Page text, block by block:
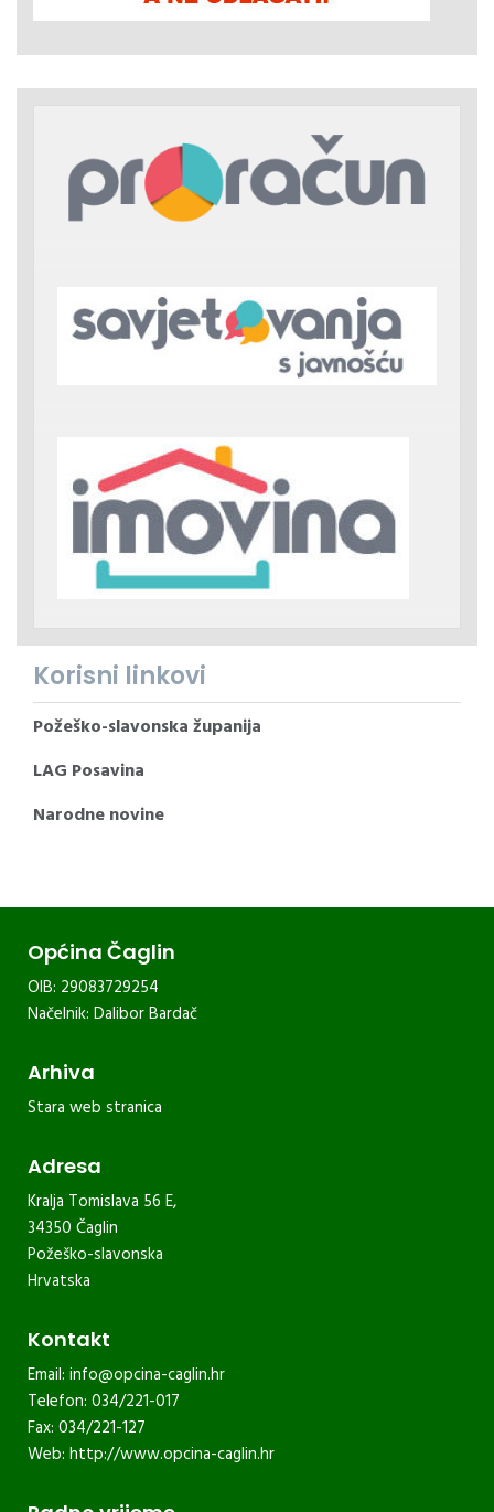
Korisni linkovi
Požeško-slavonska županija
LAG Posavina
Narodne novine
Općina Čaglin
OIB: 29083729254
Načelnik: Dalibor Bardač
Arhiva
Stara web stranica
Adresa
Kralja Tomislava 56 E,
34350 Čaglin
Požeško-slavonska
Hrvatska
Kontakt
Email: info@opcina-caglin.hr
Telefon: 034/221-017
Fax: 034/221-127
Web: http://www.opcina-caglin.hr